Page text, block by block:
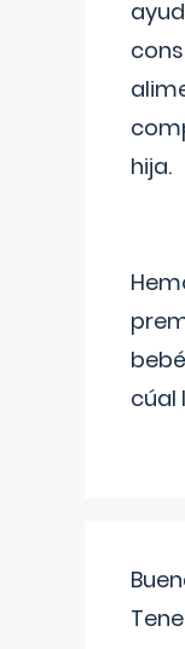
hija.
cúal